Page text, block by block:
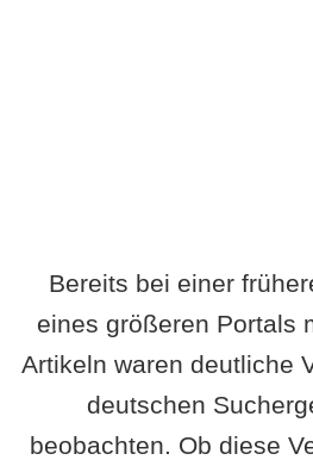
Bereits bei einer
eines größeren Portals
Artikeln waren deutliche
deutschen
beobachten. Ob diese